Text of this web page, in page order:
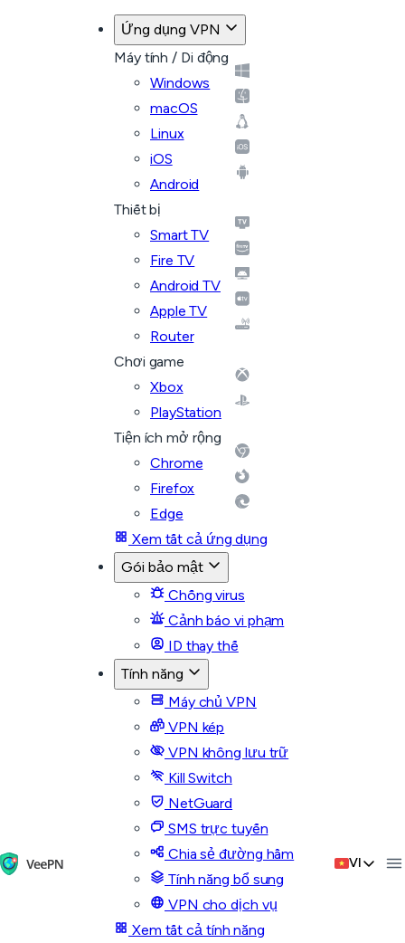
Ứng dụng VPN
Máy tính / Di động
Windows
macOS
Linux
iOS
Android
Thiết bị
Smart TV
Fire TV
Android TV
Apple TV
Router
Chơi game
Xbox
PlayStation
Tiện ích mở rộng
Chrome
Firefox
Edge
Xem tất cả ứng dụng
Gói bảo mật
Chống virus
Cảnh báo vi phạm
ID thay thế
Tính năng
Máy chủ VPN
VPN kép
VPN không lưu trữ
Kill Switch
NetGuard
SMS trực tuyến
Chia sẻ đường hầm
Tính năng bổ sung
VPN cho dịch vụ
Xem tất cả tính năng
VI